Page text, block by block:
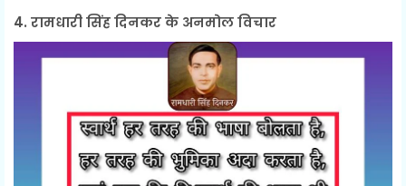
4. रामधारी सिंह दिनकर के अनमोल विचार